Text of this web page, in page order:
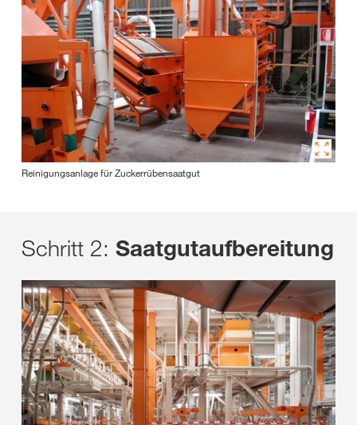
Reinigungsanlage für Zuckerrübensaatgut
Schritt 2: Saatgutaufbereitung